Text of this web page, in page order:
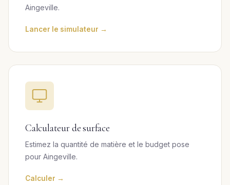
Aingeville.
Lancer le simulateur →
Calculateur de surface
Estimez la quantité de matière et le budget pose
pour Aingeville.
Calculer →